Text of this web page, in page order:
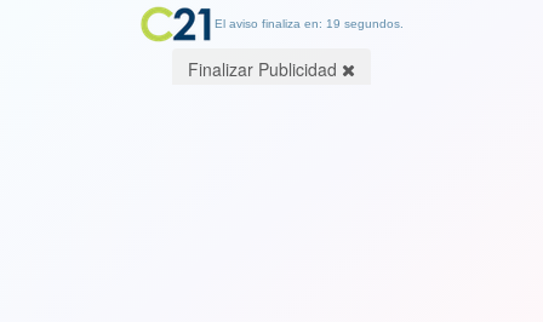
El aviso finaliza en: 19 segundos.
Finalizar Publicidad